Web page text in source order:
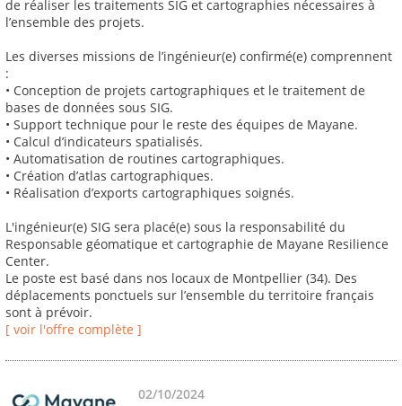
de réaliser les traitements SIG et cartographies nécessaires à
l’ensemble des projets.
Les diverses missions de l’ingénieur(e) confirmé(e) comprennent
:
• Conception de projets cartographiques et le traitement de
bases de données sous SIG.
• Support technique pour le reste des équipes de Mayane.
• Calcul d’indicateurs spatialisés.
• Automatisation de routines cartographiques.
• Création d’atlas cartographiques.
• Réalisation d’exports cartographiques soignés.
L'ingénieur(e) SIG sera placé(e) sous la responsabilité du
Responsable géomatique et cartographie de Mayane Resilience
Center.
Le poste est basé dans nos locaux de Montpellier (34). Des
déplacements ponctuels sur l’ensemble du territoire français
sont à prévoir.
[ voir l'offre complète ]
02/10/2024